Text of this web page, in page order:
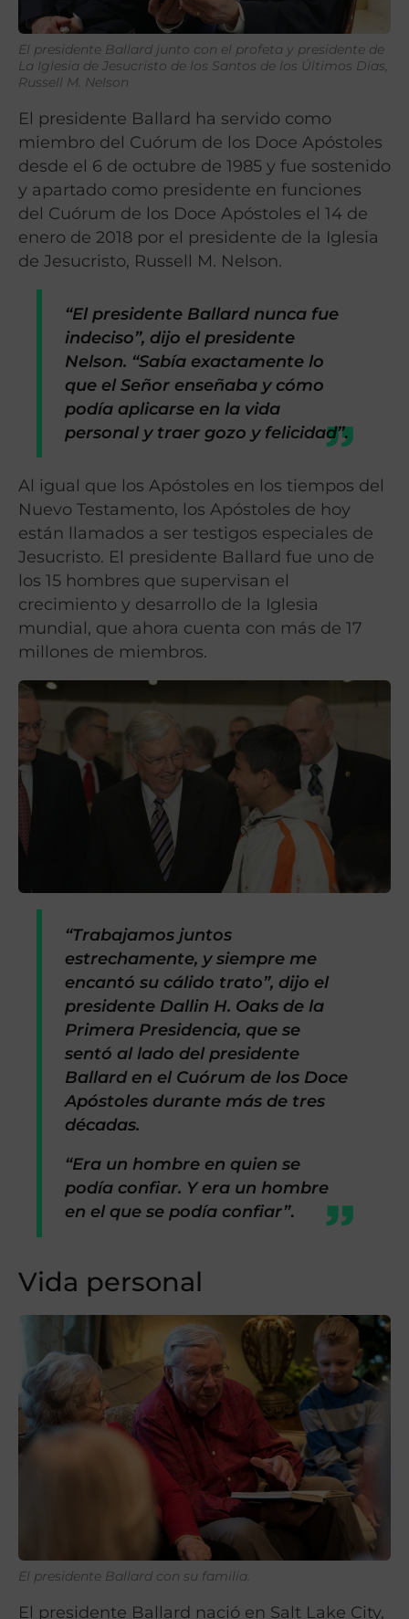
El presidente Ballard junto con el profeta y presidente de
La Iglesia de Jesucristo de los Santos de los Últimos Días,
Russell M. Nelson
El presidente Ballard ha servido como
miembro del Cuórum de los Doce Apóstoles
desde el 6 de octubre de 1985 y fue sostenido
y apartado como presidente en funciones
del Cuórum de los Doce Apóstoles el 14 de
enero de 2018 por el presidente de la Iglesia
de Jesucristo, Russell M. Nelson.
“El presidente Ballard nunca fue
indeciso”, dijo el presidente
Nelson. “Sabía exactamente lo
que el Señor enseñaba y cómo
podía aplicarse en la vida
personal y traer gozo y felicidad”.
Al igual que los Apóstoles en los tiempos del
Nuevo Testamento, los Apóstoles de hoy
están llamados a ser testigos especiales de
Jesucristo. El presidente Ballard fue uno de
los 15 hombres que supervisan el
crecimiento y desarrollo de la Iglesia
mundial, que ahora cuenta con más de 17
millones de miembros.
“Trabajamos juntos
estrechamente, y siempre me
encantó su cálido trato”, dijo el
presidente Dallin H. Oaks de la
Primera Presidencia, que se
sentó al lado del presidente
Ballard en el Cuórum de los Doce
Apóstoles durante más de tres
décadas.
“Era un hombre en quien se
podía confiar. Y era un hombre
en el que se podía confiar”.
Vida personal
El presidente Ballard con su familia.
El presidente Ballard nació en Salt Lake City,